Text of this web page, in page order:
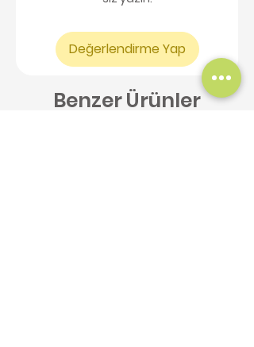
Değerlendirme Yap
Benzer Ürünler